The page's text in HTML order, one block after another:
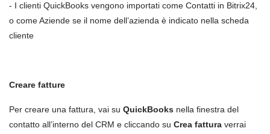
- I clienti QuickBooks vengono importati come Contatti in Bitrix24,
o come Aziende se il nome dell’azienda è indicato nella scheda
cliente
Creare fatture
Per creare una fattura, vai su QuickBooks nella finestra del
contatto all’interno del CRM e cliccando su Crea fattura verrai